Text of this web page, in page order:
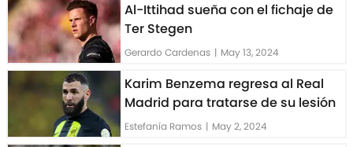
Al-Ittihad sueña con el fichaje de
Ter Stegen
Gerardo Cardenas | May 13, 2024
Karim Benzema regresa al Real
Madrid para tratarse de su lesión
Estefanía Ramos | May 2, 2024